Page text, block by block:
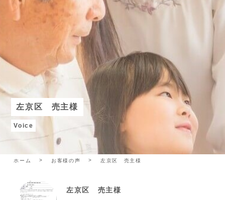
左京区 売主様
Voice
ホーム お客様の声 左京区 売主様
左京区 売主様